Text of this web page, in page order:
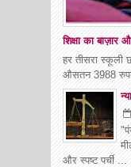
शिक्षा का बाज़ार
हर तीसरा स्कूली
औसतन 3988 रुपये
और स्पष्ट पर्ची ...